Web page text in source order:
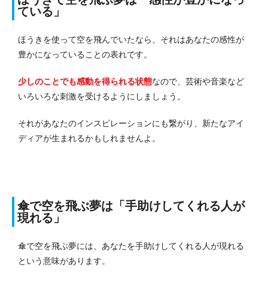
ている」
ほうきを使って空を飛んでいたなら、それはあなたの感性が
豊かになっていることの表れです。
少しのことでも感動を得られる状態なので、芸術や音楽など
いろいろな刺激を受けるようにしましょう。
それがあなたのインスピレーションにも繋がり、新たなアイ
ディアが生まれるかもしれませんよ。
傘で空を飛ぶ夢は「手助けしてくれる人が
現れる」
傘で空を飛ぶ夢には、あなたを手助けしてくれる人が現れる
という意味があります。